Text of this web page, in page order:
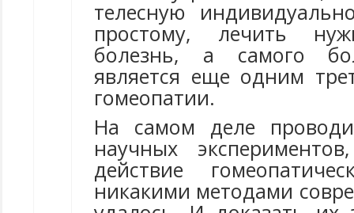
телесную
простому, лечить
болезнь, а самого
является еще одним
гомеопатии.
На самом деле
научных
действие
никакими методами